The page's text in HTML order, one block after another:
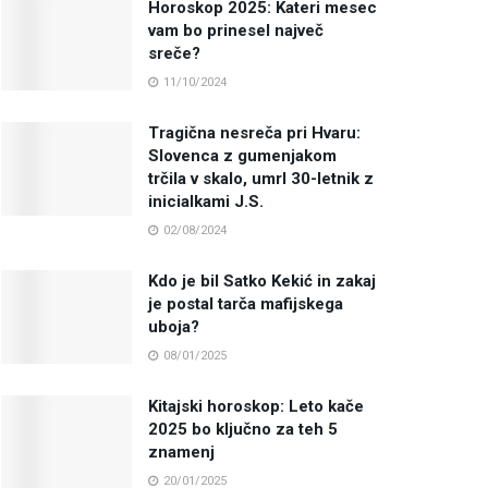
Horoskop 2025: Kateri mesec
vam bo prinesel največ
sreče?
11/10/2024
Tragična nesreča pri Hvaru:
Slovenca z gumenjakom
trčila v skalo, umrl 30-letnik z
inicialkami J.S.
02/08/2024
Kdo je bil Satko Kekić in zakaj
je postal tarča mafijskega
uboja?
08/01/2025
Kitajski horoskop: Leto kače
2025 bo ključno za teh 5
znamenj
20/01/2025